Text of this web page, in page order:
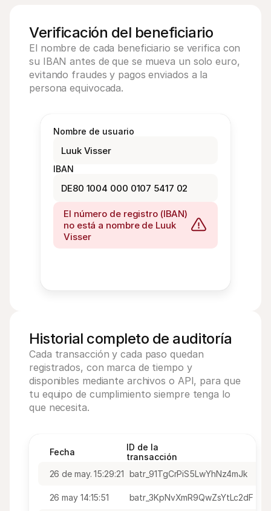
Verificación del beneficiario
El nombre de cada beneficiario se verifica con
su IBAN antes de que se mueva un solo euro,
evitando fraudes y pagos enviados a la
persona equivocada.
Nombre de usuario
Luuk Visser
IBAN
DE80 1004 000 0107 5417 02
El número de registro (IBAN)
no está a nombre de Luuk
Visser
Historial completo de auditoría
Cada transacción y cada paso quedan
registrados, con marca de tiempo y
disponibles mediante archivos o API, para que
tu equipo de cumplimiento siempre tenga lo
que necesita.
Fecha
ID de la
transacción
26 de may. 15:29:21 batr_91TgCrPiS5LwYhNz4mJk
26 may 14:15:51 batr_3KpNvXmR9QwZsYtLc2dF